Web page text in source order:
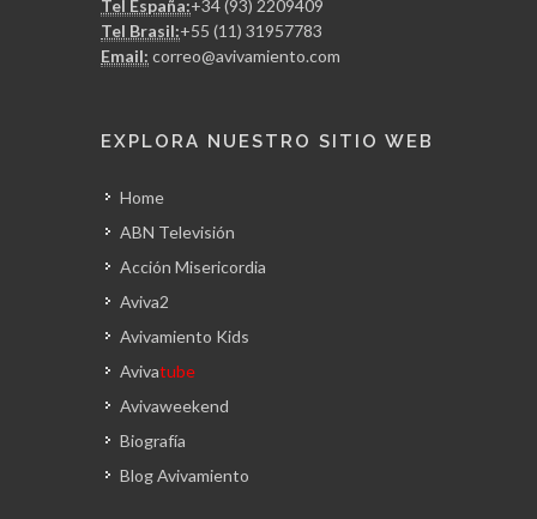
Tel España:+34 (93) 2209409
Tel Brasil:+55 (11) 31957783
Email: correo@avivamiento.com
EXPLORA NUESTRO SITIO WEB
Home
ABN Televisión
Acción Misericordia
Aviva2
Avivamiento Kids
Avivatube
Avivaweekend
Biografía
Blog Avivamiento